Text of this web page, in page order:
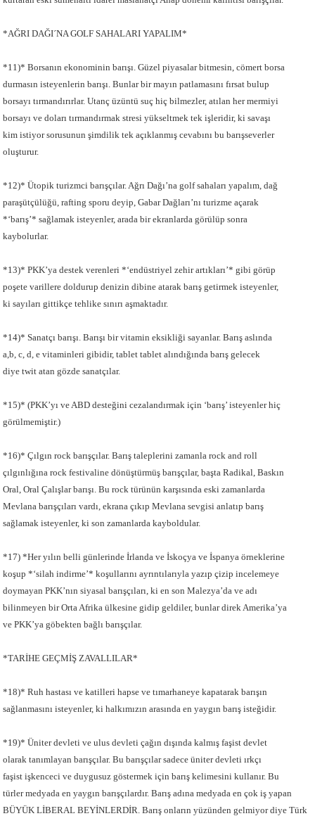
*AĞRI DAĞI´NA GOLF SAHALARI YAPALIM*
*11)* Borsanın ekonominin barışı. Güzel piyasalar bitmesin, cömert borsa
durmasın isteyenlerin barışı. Bunlar bir mayın patlamasını fırsat bulup
borsayı tırmandırırlar. Utanç üzüntü suç hiç bilmezler, atılan her mermiyi
borsayı ve doları tırmandırmak stresi yükseltmek tek işleridir, ki savaşı
kim istiyor sorusunun şimdilik tek açıklanmış cevabını bu barışseverler
oluşturur.
*12)* Ütopik turizmci barışçılar. Ağrı Dağı’na golf sahaları yapalım, dağ
paraşütçülüğü, rafting sporu deyip, Gabar Dağları’nı turizme açarak
*‘barış’* sağlamak isteyenler, arada bir ekranlarda görülüp sonra
kaybolurlar.
*13)* PKK’ya destek verenleri *‘endüstriyel zehir artıkları’* gibi görüp
poşete varillere doldurup denizin dibine atarak barış getirmek isteyenler,
ki sayıları gittikçe tehlike sınırı aşmaktadır.
*14)* Sanatçı barışı. Barışı bir vitamin eksikliği sayanlar. Barış aslında
a,b, c, d, e vitaminleri gibidir, tablet tablet alındığında barış gelecek
diye twit atan gözde sanatçılar.
*15)* (PKK’yı ve ABD desteğini cezalandırmak için ‘barış’ isteyenler hiç
görülmemiştir.)
*16)* Çılgın rock barışçılar. Barış taleplerini zamanla rock and roll
çılgınlığına rock festivaline dönüştürmüş barışçılar, başta Radikal, Baskın
Oral, Oral Çalışlar barışı. Bu rock türünün karşısında eski zamanlarda
Mevlana barışçıları vardı, ekrana çıkıp Mevlana sevgisi anlatıp barış
sağlamak isteyenler, ki son zamanlarda kayboldular.
*17) *Her yılın belli günlerinde İrlanda ve İskoçya ve İspanya örneklerine
koşup *‘silah indirme’* koşullarını ayrıntılarıyla yazıp çizip incelemeye
doymayan PKK’nın siyasal barışçıları, ki en son Malezya’da ve adı
bilinmeyen bir Orta Afrika ülkesine gidip geldiler, bunlar direk Amerika’ya
ve PKK’ya göbekten bağlı barışçılar.
*TARİHE GEÇMİŞ ZAVALLILAR*
*18)* Ruh hastası ve katilleri hapse ve tımarhaneye kapatarak barışın
sağlanmasını isteyenler, ki halkımızın arasında en yaygın barış isteğidir.
*19)* Üniter devleti ve ulus devleti çağın dışında kalmış faşist devlet
olarak tanımlayan barışçılar. Bu barışçılar sadece üniter devleti ırkçı
faşist işkenceci ve duygusuz göstermek için barış kelimesini kullanır. Bu
türler medyada en yaygın barışçılardır. Barış adına medyada en çok iş yapan
BÜYÜK LİBERAL BEYİNLERDİR. Barış onların yüzünden gelmiyor diye Türk